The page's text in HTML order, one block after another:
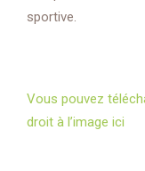
sportive.
Vous pouvez
droit à l’image ici